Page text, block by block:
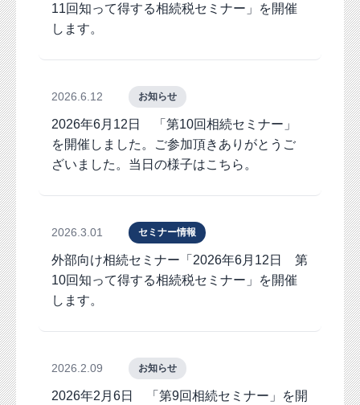
11回知って得する相続税セミナー」を開催
します。
2026.6.12 お知らせ
2026年6月12日 「第10回相続セミナー」
を開催しました。ご参加頂きありがとうご
ざいました。当日の様子はこちら。
2026.3.01 セミナー情報
外部向け相続セミナー「2026年6月12日 第
10回知って得する相続税セミナー」を開催
します。
2026.2.09 お知らせ
2026年2月6日 「第9回相続セミナー」を開